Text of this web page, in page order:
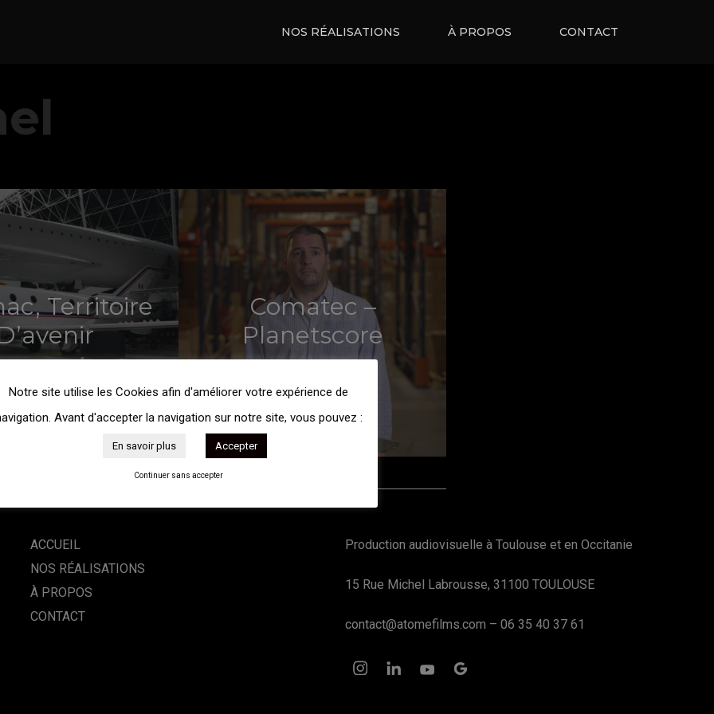
NOS RÉALISATIONS À PROPOS CONTACT
Territoire
Comatec –
Planetscore
ACCUEIL
NOS RÉALISATIONS
À PROPOS
CONTACT
Production audiovisuelle à Toulouse et en Occitanie
15 Rue Michel Labrousse, 31100 TOULOUSE
contact@atomefilms.com –06 35 40 37 61
Notre site utilise les Cookies afin d'améliorer votre expérience de
Avant d'accepter la navigation sur notre site, vous pouvez :
En savoir plus Accepter
Continuer sans accepter